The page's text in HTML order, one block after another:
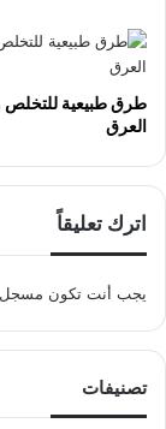
طرق طبيعية للتخلص
العرق
اترك تعليقاً
يجب أنت تكون مسجل
تصنيفات